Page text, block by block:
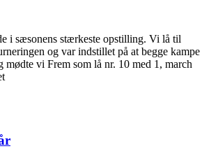
i sæsonens stærkeste opstilling. Vi lå til
og var indstillet på at begge kampe
mødte vi Frem som lå nr. 10 med 1, march